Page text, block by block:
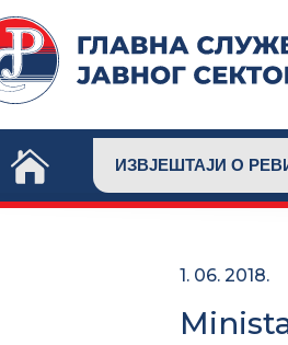
ИЗВЈЕШТАЈИ О
1. 06. 2018.